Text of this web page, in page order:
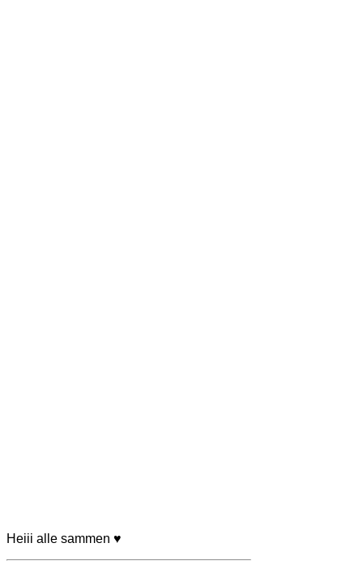
Heiii alle sammen ♥